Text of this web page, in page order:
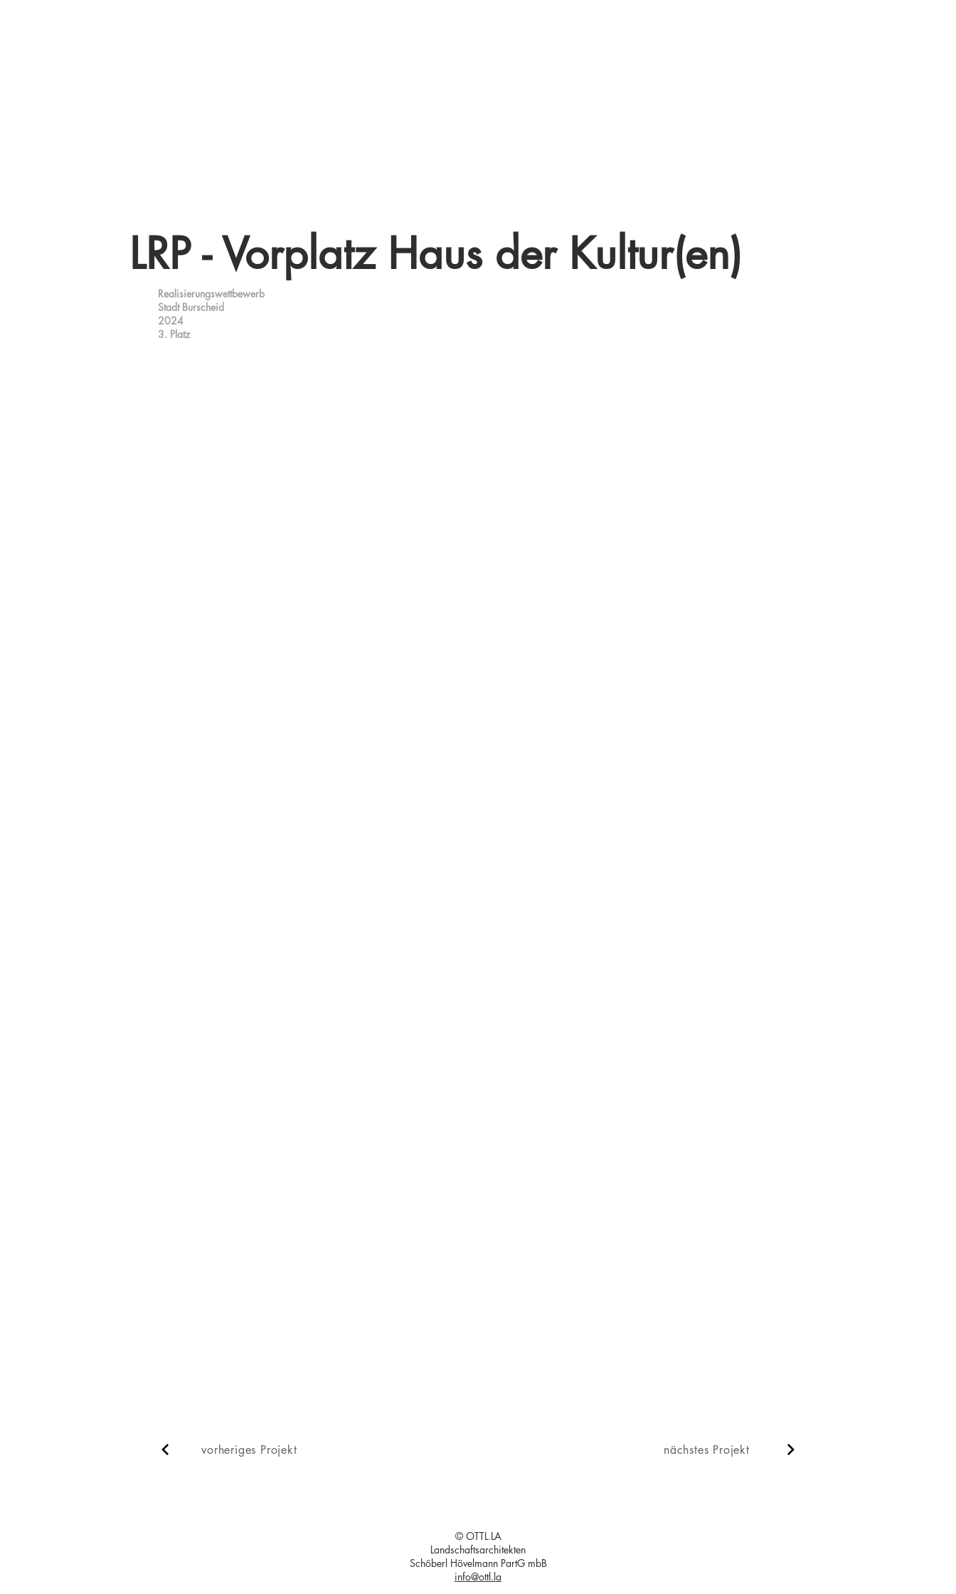
LRP - Vorplatz Haus der Kultur(en)
Realisierungswettbewerb
Stadt Burscheid
2024
3. Platz
vorheriges Projekt nächstes Projekt
© OTTL.LA
Landschaftsarchitekten
Schöberl Hövelmann PartG mbB
info@ottl.la